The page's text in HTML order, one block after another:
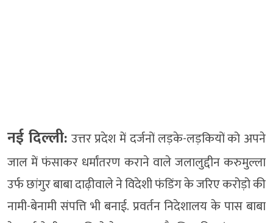
नई दिल्ली: उत्तर प्रदेश में दर्जनों लड़के-लड़कियों को अपने
जाल में फंसाकर धर्मांतरण कराने वाले जलालुद्दीन करुमुल्ला
उर्फ छांगुर बाबा दाढ़ीवाले ने विदेशी फंडिंग के जरिए करोड़ो की
नामी-बेनामी संपत्ति भी बनाई. प्रवर्तन निदेशालय के पास बाबा